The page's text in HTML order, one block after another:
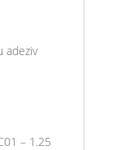
adeziv
– 1.25